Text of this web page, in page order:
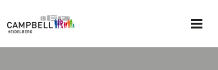
content